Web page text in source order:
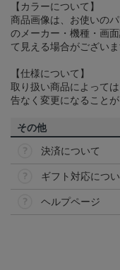
【カラーについて】
商品画像は、お使いの
のメーカー・機種・画
て見える場合がござい
【仕様について】
取り扱い商品によって
告なく変更になることが
その他
決済について
ギフト対応につ
ヘルプページ